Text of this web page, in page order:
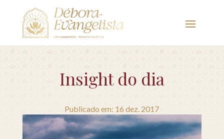
Insight do dia
Publicado em: 16 dez. 2017